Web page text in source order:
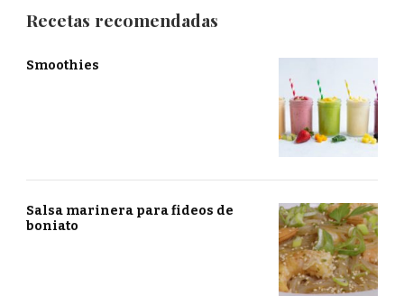
Recetas recomendadas
Smoothies
Salsa marinera para fideos de
boniato